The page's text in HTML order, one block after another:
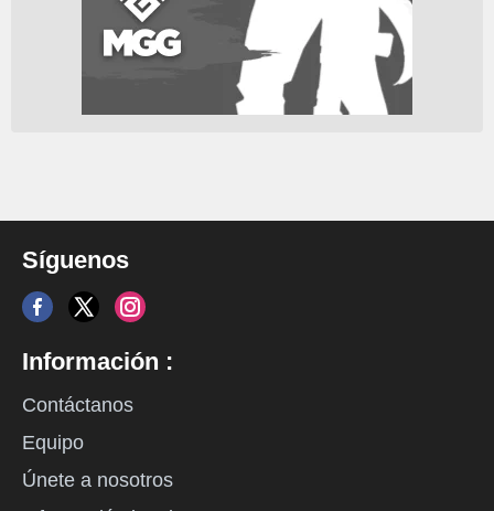
Síguenos
Información :
Contáctanos
Equipo
Únete a nosotros